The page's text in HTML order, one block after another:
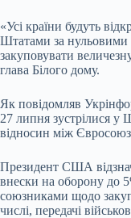
«Усі країни будуть
Штатами за нульовими
закуповувати
глава Білого дому.
Як повідомляв
27 липня зустрілися у
відносин між
Президент США
внески на оборону до
союзниками щодо
числі, передачі